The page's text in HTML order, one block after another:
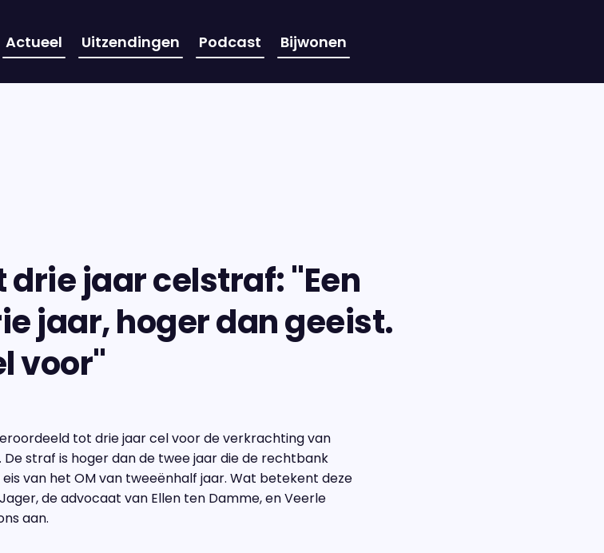
Actueel Uitzendingen Podcast Bijwonen
jaar celstraf: "Een
jaar, hoger dan geeist.
voor"
tot drie jaar cel voor de verkrachting van
De straf is hoger dan de twee jaar die de rechtbank
van het OM van tweeënhalf jaar. Wat betekent deze
de advocaat van Ellen ten Damme, en Veerle
aan.